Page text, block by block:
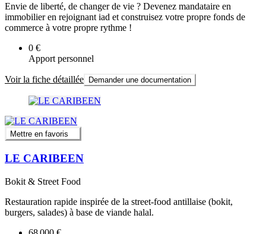
Envie de liberté, de changer de vie ? Devenez mandataire en
immobilier en rejoignant iad et construisez votre propre fonds de
commerce à votre propre rythme !
0 €
Apport personnel
Voir la fiche détaillée Demander une documentation
Mettre en favoris
LE CARIBEEN
Bokit & Street Food
Restauration rapide inspirée de la street-food antillaise (bokit,
burgers, salades) à base de viande halal.